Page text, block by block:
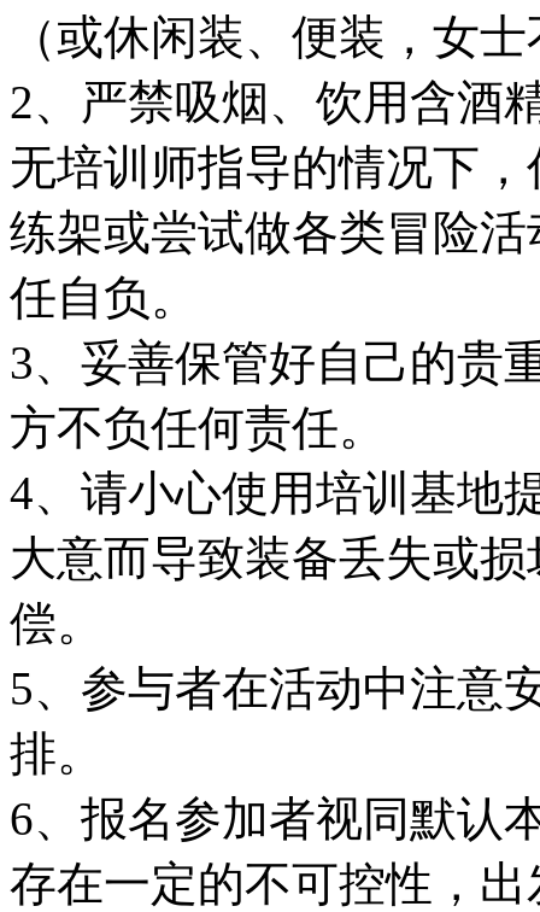
（或休闲装、便装，女
2、严禁吸烟、饮用含酒
无培训师指导的情况下
练架或尝试做各类冒险
任自负。
3、妥善保管好自己的贵
方不负任何责任。
4、请小心使用培训基地
大意而导致装备丢失或
偿。
5、参与者在活动中注意
排。
6、报名参加者视同默认
存在一定的不可控性，